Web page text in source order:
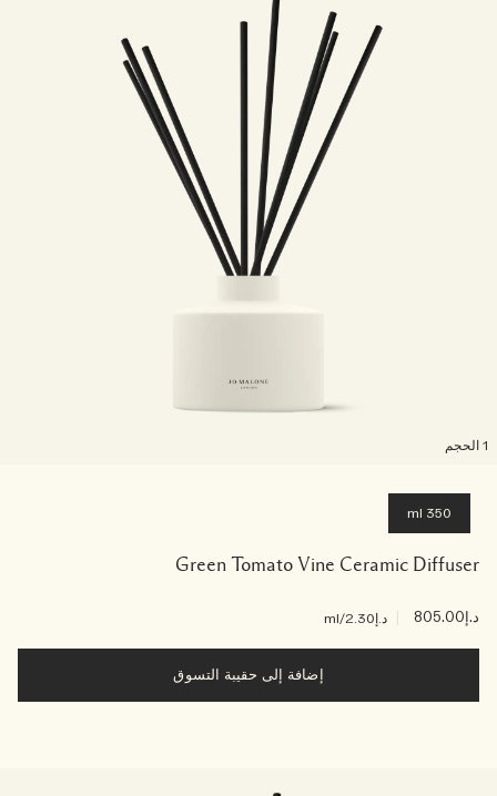
350 ml
Green Tomato Vine Ceramic Diffuser
د.إ805.00 د.إ2.30 /ml
إضافة إلى حقيبة التسوق